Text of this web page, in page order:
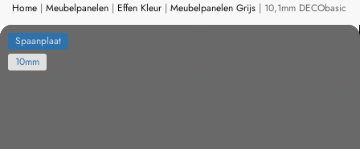
Home | Meubelpanelen | Effen Kleur | Meubelpanelen Grijs | 10,1mm DECObasic
Spaanplaat
10mm